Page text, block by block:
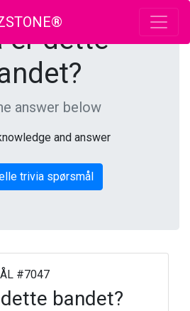
er dette
answer below
and answer
trivia spørsmål
#7047
bandet?